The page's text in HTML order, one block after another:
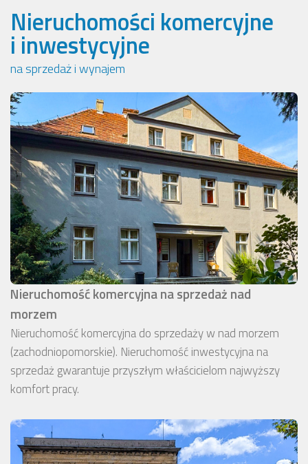
Nieruchomości komercyjne
i inwestycyjne
na sprzedaż i wynajem
Nieruchomość komercyjna na sprzedaż nad
morzem
Nieruchomość komercyjna do sprzedaży w nad morzem
(zachodniopomorskie). Nieruchomość inwestycyjna na
sprzedaż gwarantuje przyszłym właścicielom najwyższy
komfort pracy.